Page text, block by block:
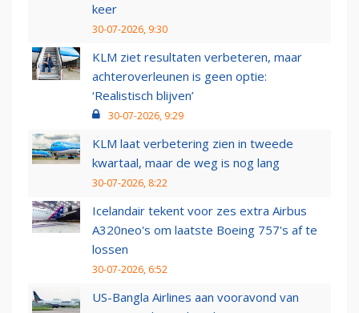
keer
30-07-2026, 9:30
KLM ziet resultaten verbeteren, maar
achteroverleunen is geen optie:
‘Realistisch blijven’
30-07-2026, 9:29
KLM laat verbetering zien in tweede
kwartaal, maar de weg is nog lang
30-07-2026, 8:22
Icelandair tekent voor zes extra Airbus
A320neo's om laatste Boeing 757's af te
lossen
30-07-2026, 6:52
US-Bangla Airlines aan vooravond van